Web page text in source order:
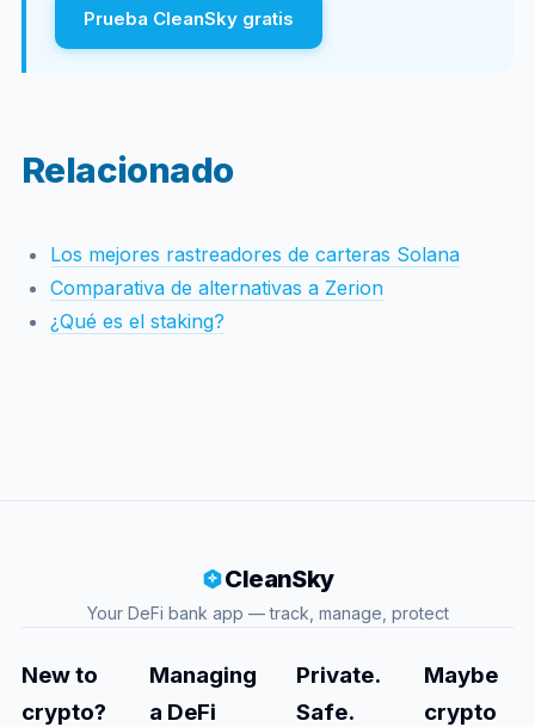
Prueba CleanSky gratis
Relacionado
Los mejores rastreadores de carteras Solana
Comparativa de alternativas a Zerion
¿Qué es el staking?
CleanSky
Your DeFi bank app — track, manage, protect
New to
crypto?
Managing
a DeFi
Private.
Safe.
Maybe
crypto